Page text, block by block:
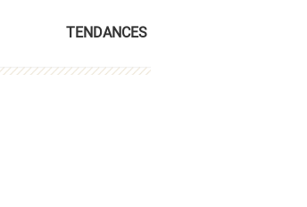
TENDANCES